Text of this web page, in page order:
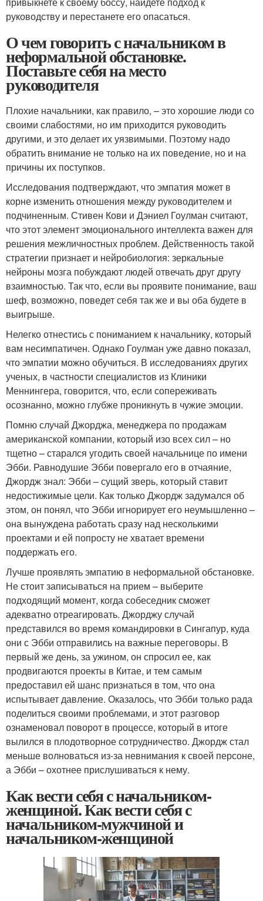
руководству и перестанете его опасаться.
О чем говорить с начальником в
неформальной обстановке.
Поставьте себя на место
руководителя
Плохие начальники, как правило, – это хорошие люди со
своими слабостями, но им приходится руководить
другими, и это делает их уязвимыми. Поэтому надо
обратить внимание не только на их поведение, но и на
причины их поступков.
Исследования подтверждают, что эмпатия может в
корне изменить отношения между руководителем и
подчиненным. Стивен Кови и Дэниел Гоулман считают,
что этот элемент эмоционального интеллекта важен для
решения межличностных проблем. Действенность такой
стратегии признает и нейробиология: зеркальные
нейроны мозга побуждают людей отвечать друг другу
взаимностью. Так что, если вы проявите понимание, ваш
шеф, возможно, поведет себя так же и вы оба будете в
выигрыше.
Нелегко отнестись с пониманием к начальнику, который
вам несимпатичен. Однако Гоулман уже давно показал,
что эмпатии можно обучиться. В исследованиях других
ученых, в частности специалистов из Клиники
Меннингера, говорится, что, если сопереживать
осознанно, можно глубже проникнуть в чужие эмоции.
Помню случай Джорджа, менеджера по продажам
американской компании, который изо всех сил – но
тщетно – старался угодить своей начальнице по имени
Эбби. Равнодушие Эбби повергало его в отчаяние,
Джордж знал: Эбби – сущий зверь, который ставит
недостижимые цели. Как только Джордж задумался об
этом, он понял, что Эбби игнорирует его неумышленно –
она вынуждена работать сразу над несколькими
проектами и ей попросту не хватает времени
поддержать его.
Лучше проявлять эмпатию в неформальной обстановке.
Не стоит записываться на прием – выберите
подходящий момент, когда собеседник сможет
адекватно отреагировать. Джорджу случай
представился во время командировки в Сингапур, куда
они с Эбби отправились на важные переговоры. В
первый же день, за ужином, он спросил ее, как
продвигаются проекты в Китае, и тем самым
предоставил ей шанс признаться в том, что она
испытывает давление. Оказалось, что Эбби только рада
поделиться своими проблемами, и этот разговор
ознаменовал поворот в процессе, который в итоге
вылился в плодотворное сотрудничество. Джордж стал
меньше волноваться из-за невнимания к своей персоне,
а Эбби – охотнее прислушиваться к нему.
Как вести себя с начальником-
женщиной. Как вести себя с
начальником-мужчиной и
начальником-женщиной